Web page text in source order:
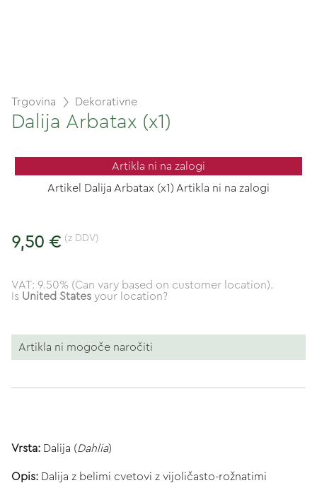
Trgovina Dekorativne
Dalija Arbatax (x1)
Artikla ni na zalogi
Artikel Dalija Arbatax (x1) Artikla ni na zalogi
9,50 € (z DDV)
VAT: 9.50% (Can vary based on customer location).
Is United States your location?
Artikla ni mogoče naročiti
Vrsta: Dalija (Dahlia)
Opis: Dalija z belimi cvetovi z vijoličasto-rožnatimi